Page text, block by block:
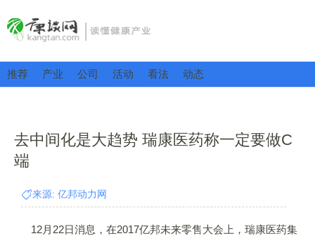
推荐 产业 公司 活动 看法 动态
去中间化是大趋势 瑞康医药称一定要做C
端
来源: 亿邦动力网
12月22日消息，在2017亿邦未来零售大会上，瑞康医药集